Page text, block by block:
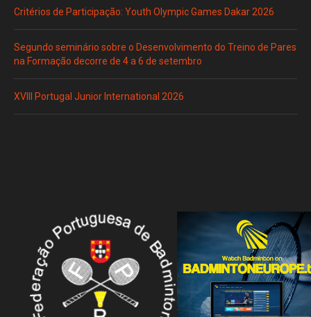
Critérios de Participação: Youth Olympic Games Dakar 2026
Segundo seminário sobre o Desenvolvimento do Treino de Pares
na Formação decorre de 4 a 6 de setembro
XVIII Portugal Junior International 2026